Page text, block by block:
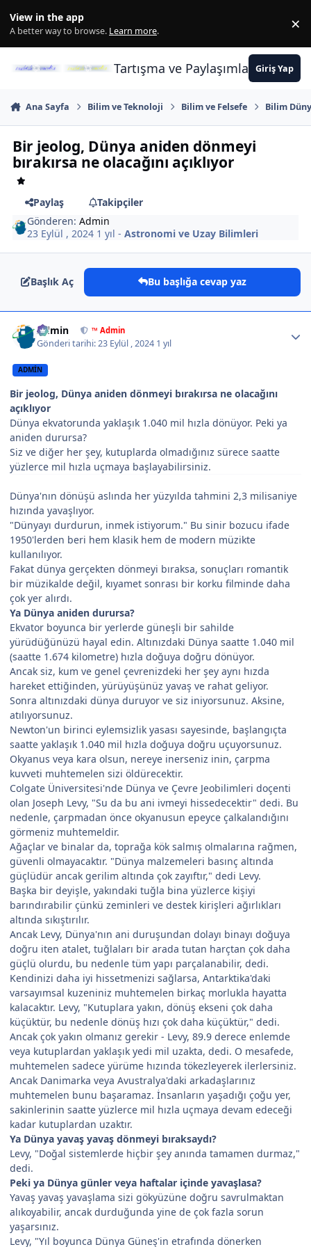
View in the app
A better way to browse. Learn more. ×
Tartışma ve PaylaşımlarınGiriş Yap
Ana Sayfa Bilim ve Teknoloji Bilim ve Felsefe Bilim
Bir jeolog, Dünya aniden dönmeyi
bırakırsa ne olacağını açıklıyor
Paylaş
Takipçiler
Gönderen:Admin
23 Eylül , 2024 1 yıl -Astronomi ve Uzay Bilimleri
Başlık Aç Bu başlığa cevap yaz
Admin ™ Admin
Gönderi tarihi:23 Eylül , 2024 1 yıl
ADMIN
Bir jeolog, Dünya aniden dönmeyi bırakırsa ne olacağını
açıklıyor
Dünya ekvatorunda yaklaşık 1.040 mil hızla dönüyor. Peki ya
aniden durursa?
Siz ve diğer her şey, kutuplarda olmadığınız sürece saatte
yüzlerce mil hızla uçmaya başlayabilirsiniz.
Dünya'nın dönüşü aslında her yüzyılda tahmini 2,3 milisaniye
hızında yavaşlıyor.
"Dünyayı durdurun, inmek istiyorum." Bu sinir bozucu ifade
1950'lerden beri hem klasik hem de modern müzikte
kullanılıyor.
Fakat dünya gerçekten dönmeyi bıraksa, sonuçları romantik
bir müzikalde değil, kıyamet sonrası bir korku filminde daha
çok yer alırdı.
Ya Dünya aniden durursa?
Ekvator boyunca bir yerlerde güneşli bir sahilde
yürüdüğünüzü hayal edin. Altınızdaki Dünya saatte 1.040 mil
(saatte 1.674 kilometre) hızla doğuya doğru dönüyor.
Ancak siz, kum ve genel çevrenizdeki her şey aynı hızda
hareket ettiğinden, yürüyüşünüz yavaş ve rahat geliyor.
Sonra altınızdaki dünya duruyor ve siz iniyorsunuz. Aksine,
atılıyorsunuz.
Newton'un birinci eylemsizlik yasası sayesinde, başlangıçta
saatte yaklaşık 1.040 mil hızla doğuya doğru uçuyorsunuz.
Okyanus veya kara olsun, nereye inerseniz inin, çarpma
kuvveti muhtemelen sizi öldürecektir.
Colgate Üniversitesi'nde Dünya ve Çevre Jeobilimleri doçenti
olan Joseph Levy, "Su da bu ani ivmeyi hissedecektir" dedi. Bu
nedenle, çarpmadan önce okyanusun epeyce çalkalandığını
görmeniz muhtemeldir.
Ağaçlar ve binalar da, toprağa kök salmış olmalarına rağmen,
güvenli olmayacaktır. "Dünya malzemeleri basınç altında
güçlüdür ancak gerilim altında çok zayıftır," dedi Levy.
Başka bir deyişle, yakındaki tuğla bina yüzlerce kişiyi
barındırabilir çünkü zeminleri ve destek kirişleri ağırlıkları
altında sıkıştırılır.
Ancak Levy, Dünya'nın ani duruşundan dolayı binayı doğuya
doğru iten atalet, tuğlaları bir arada tutan harçtan çok daha
güçlü olurdu, bu nedenle tüm yapı parçalanabilir, dedi.
Kendinizi daha iyi hissetmenizi sağlarsa, Antarktika'daki
varsayımsal kuzeniniz muhtemelen birkaç morlukla hayatta
kalacaktır. Levy, "Kutuplara yakın, dönüş ekseni çok daha
küçüktür, bu nedenle dönüş hızı çok daha küçüktür," dedi.
Ancak çok yakın olmanız gerekir - Levy, 89.9 derece enlemde
veya kutuplardan yaklaşık yedi mil uzakta, dedi. O mesafede,
muhtemelen sadece yürüme hızında tökezleyerek ilerlersiniz.
Ancak Danimarka veya Avustralya'daki arkadaşlarınız
muhtemelen bunu başaramaz. İnsanların yaşadığı çoğu yer,
sakinlerinin saatte yüzlerce mil hızla uçmaya devam edeceği
kadar kutuplardan uzaktır.
Ya Dünya yavaş yavaş dönmeyi bıraksaydı?
Levy, "Doğal sistemlerde hiçbir şey anında tamamen durmaz,"
dedi.
Peki ya Dünya günler veya haftalar içinde yavaşlasa?
Yavaş yavaş yavaşlama sizi gökyüzüne doğru savrulmaktan
alıkoyabilir, ancak durduğunda yine de çok fazla sorun
yaşarsınız.
Levy, "Yıl boyunca Dünya Güneş'in etrafında dönerken